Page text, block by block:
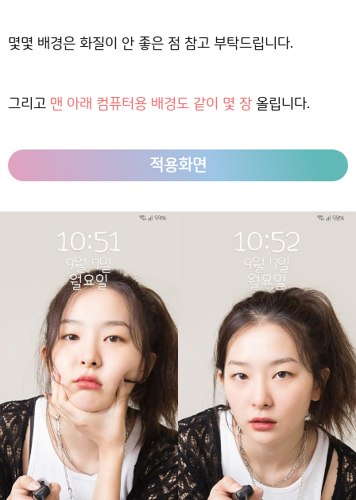
몇몇 배경은 화질이 안 좋은 점 참고 부탁드립니다.
그리고 맨 아래 컴퓨터용 배경도 같이 몇 장 올립니다.
적용화면